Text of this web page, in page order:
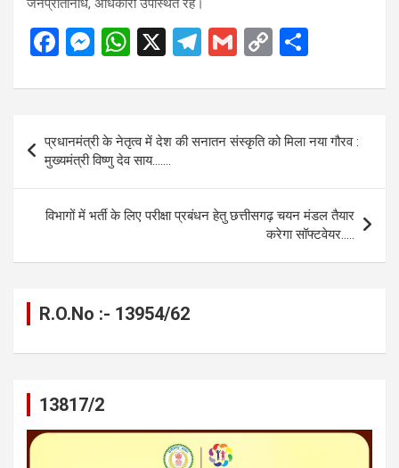
जनप्रतिनिधि, अधिकारी उपस्थित रहे।
F
ce
o
o
k
M
se
n
g
er
W
at
A
p
p
X
T
e
a
m
G
ail
C
py
Li
n
k
ar
navigation
प्रधानमंत्री के नेतृत्व में देश की सनातन संस्कृति को मिला नया गौरव :
मुख्यमंत्री विष्णु देव साय…….
विभागों में भर्ती के लिए परीक्षा प्रबंधन हेतु छत्तीसगढ़ चयन मंडल तैयार
करेगा सॉफ्टवेयर…..
R.O.No :- 13954/62
13817/2